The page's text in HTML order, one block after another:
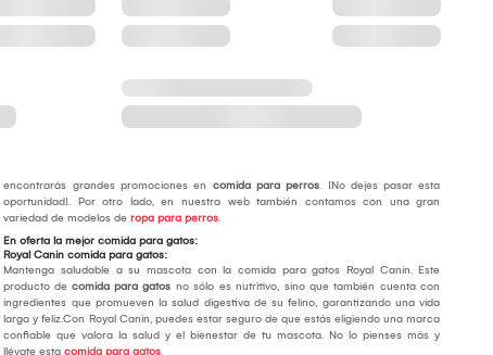
encontrarás grandes promociones en comida para perros. ¡No dejes pasar esta
oportunidad!. Por otro lado, en nuestra web también contamos con una gran
variedad de modelos deropa para perros.
En oferta la mejor comida para gatos:
Royal Canin comida para gatos:
Mantenga saludable a su mascota con la comida para gatos Royal Canin. Este
producto decomida para gatos no sólo es nutritivo, sino que también cuenta con
ingredientes que promueven la salud digestiva de su felino, garantizando una vida
larga y feliz.Con Royal Canin, puedes estar seguro de que estás eligiendo una marca
confiable que valora la salud y el bienestar de tu mascota. No lo pienses más y
llévate estacomida para gatos.